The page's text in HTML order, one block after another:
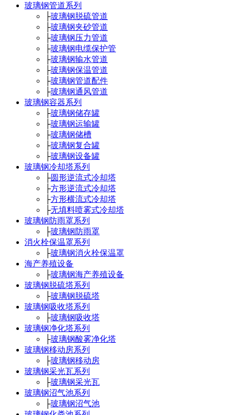
玻璃钢管道系列
├玻璃钢脱硫管道
├玻璃钢夹砂管道
├玻璃钢压力管道
├玻璃钢电缆保护管
├玻璃钢输水管道
├玻璃钢保温管道
├玻璃钢管道配件
├玻璃钢通风管道
玻璃钢容器系列
├玻璃钢储存罐
├玻璃钢运输罐
├玻璃钢储槽
├玻璃钢复合罐
├玻璃钢设备罐
玻璃钢冷却塔系列
├圆形逆流式冷却塔
├方形逆流式冷却塔
├方形横流式冷却塔
├无填料喷雾式冷却塔
玻璃钢防雨罩系列
├玻璃钢防雨罩
消火栓保温罩系列
├玻璃钢消火栓保温罩
海产养殖设备
├玻璃钢海产养殖设备
玻璃钢脱硫塔系列
├玻璃钢脱硫塔
玻璃钢吸收塔系列
├玻璃钢吸收塔
玻璃钢净化塔系列
├玻璃钢酸雾净化塔
玻璃钢移动房系列
├玻璃钢移动房
玻璃钢采光瓦系列
├玻璃钢采光瓦
玻璃钢沼气池系列
├玻璃钢沼气池